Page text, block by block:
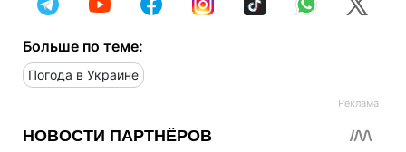
Больше по теме:
Погода в Украине